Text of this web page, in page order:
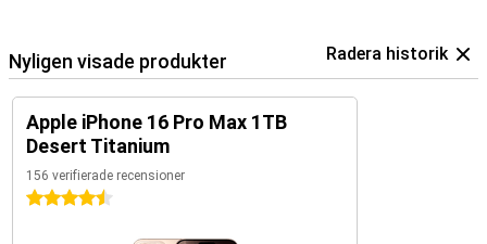
Nyligen visade produkter Radera historik
Apple iPhone 16 Pro Max 1TB
Desert Titanium
156 verifierade recensioner
4.5 stjärnor